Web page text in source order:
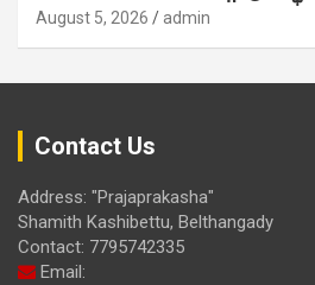
August 5, 2026 admin
Contact Us
Address: "Prajaprakasha"
Shamith Kashibettu, Belthangady
Contact: 7795742335
Email: